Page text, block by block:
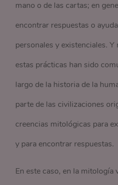
mano o de las cartas; en
encontrar respuestas o
personales y existenciales.
estas prácticas han sido
largo de la historia de la
parte de las civilizaciones
creencias mitológicas para
y para encontrar respuestas.
En este caso, en la